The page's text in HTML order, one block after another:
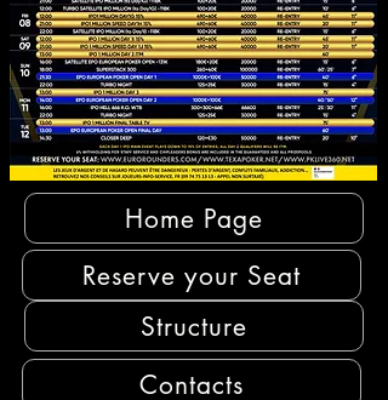
Home Page
Reserve your Seat
Structure
Contacts